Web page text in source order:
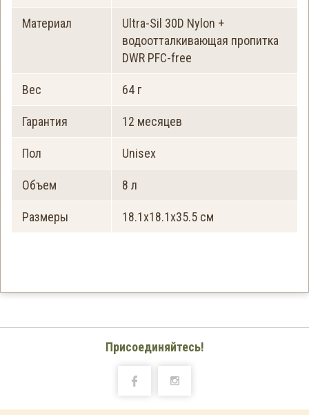
Материал
Ultra-Sil 30D Nylon +
водоотталкивающая пропитка
DWR PFC-free
Вес 64 г
Гарантия 12 месяцев
Пол Unisex
Объем 8 л
Размеры 18.1x18.1x35.5 см
Присоединяйтесь!